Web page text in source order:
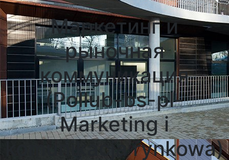
Маркетинг и
рыночная
коммуникация
(Pollub-bs-pl-
Marketing i
komunikacja rynkowa)